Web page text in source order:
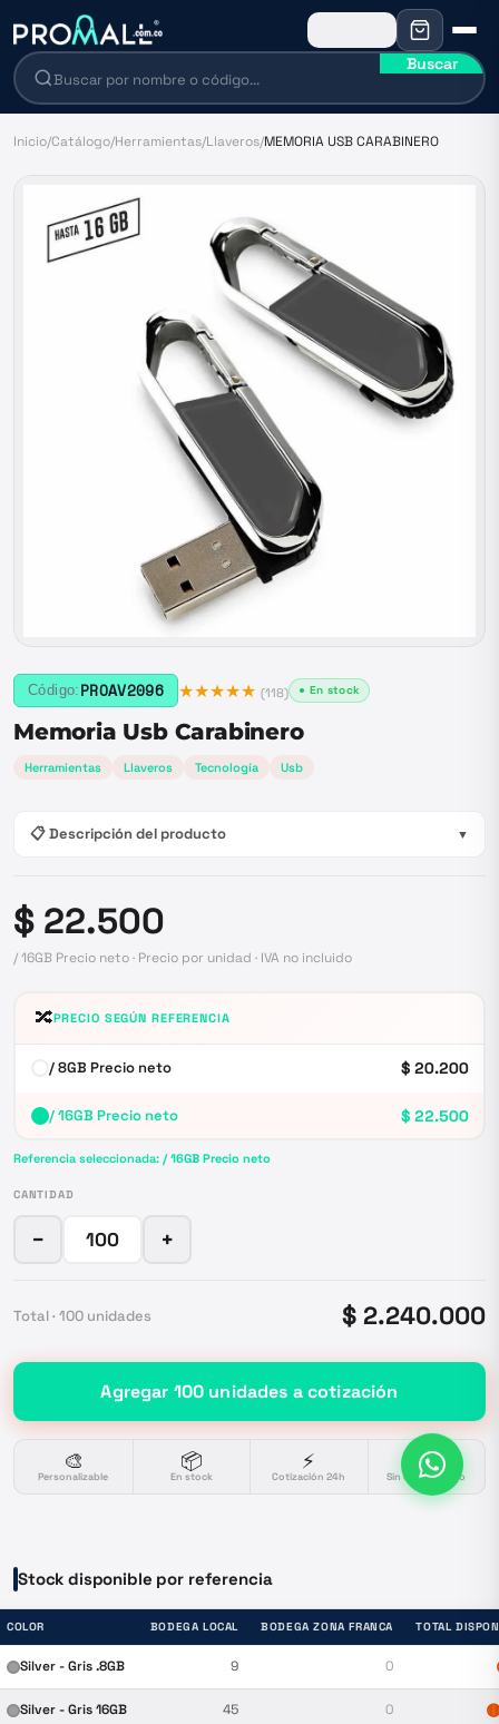
Buscar
Inicio/Catálogo/Herramientas/Llaveros/MEMORIA USB CARABINERO
Código: PROAV2096 ★★★★★ (118) ● En stock
Memoria Usb Carabinero
Herramientas Llaveros Tecnología Usb
📋 Descripción del producto ▼
$ 22.500
/ 16GB Precio neto · Precio por unidad · IVA no incluido
🔀PRECIO SEGÚN REFERENCIA
/ 8GB Precio neto $ 20.200
/ 16GB Precio neto $ 22.500
Referencia seleccionada: / 16GB Precio neto
CANTIDAD
− +
Total · 100 unidades $ 2.240.000
Agregar 100 unidades a cotización
🎨
Personalizable
📦
En stock
⚡
Cotización 24h
🔒
Sin compromiso
Stock disponible por referencia
COLOR BODEGA LOCAL BODEGA ZONA FRANCA TOTAL
Silver - Gris .8GB 9 0
Silver - Gris 16GB 45 0